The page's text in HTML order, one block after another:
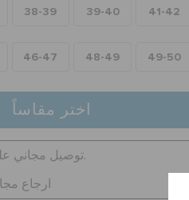
38-39 39-40 41-42
46-47 48-49 49-50
اختر مقاساً
توصيل مجاني على جميع الطلبيات.
ارجاع